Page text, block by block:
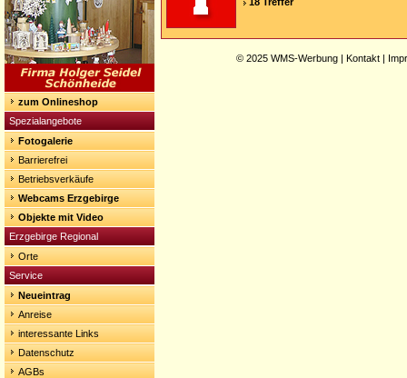
zum Onlineshop
Spezialangebote
Fotogalerie
Barrierefrei
Betriebsverkäufe
Webcams Erzgebirge
Objekte mit Video
Erzgebirge Regional
Orte
Service
Neueintrag
Anreise
interessante Links
Datenschutz
AGBs
© 2025 WMS-Werbung | Kontakt |